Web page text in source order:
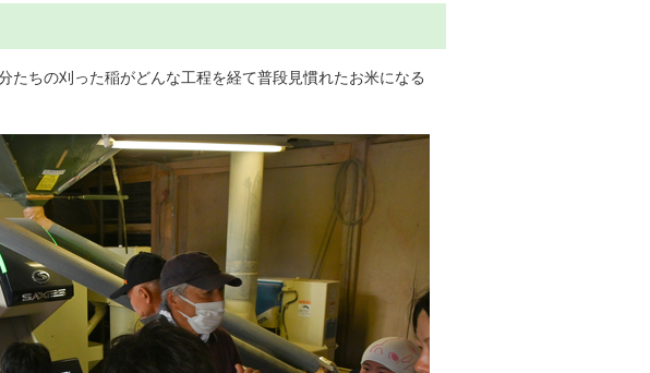
ちの刈った稲がどんな工程を経て普段見慣れたお米になる